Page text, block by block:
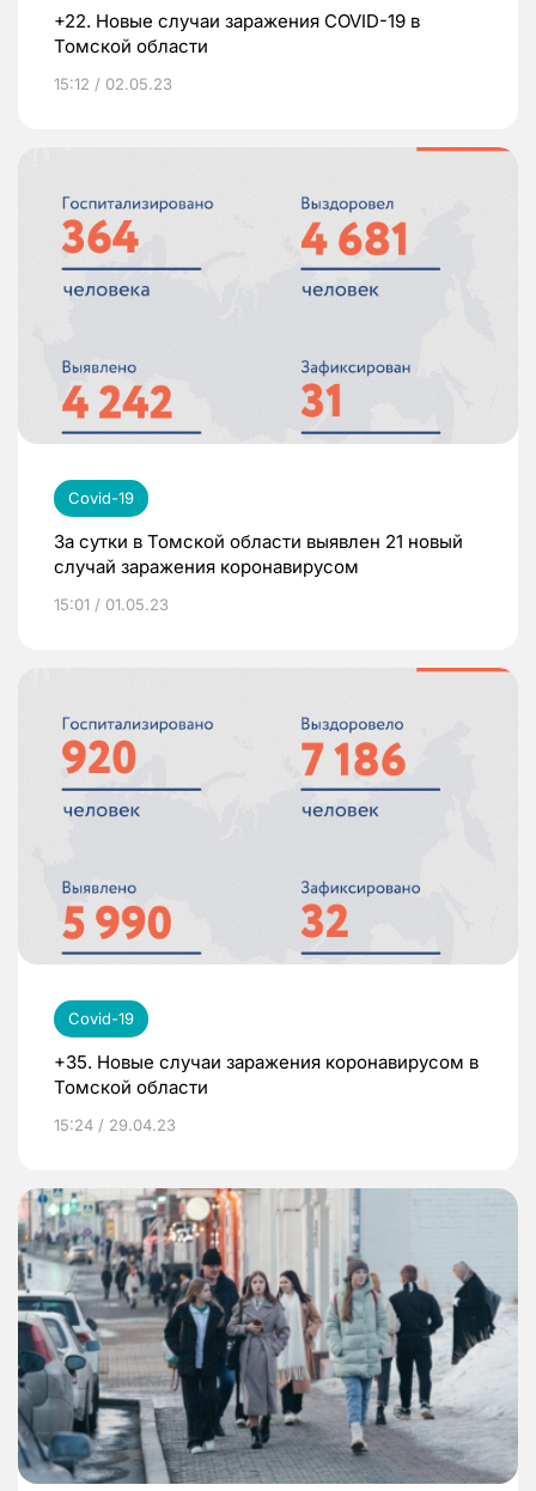
+22. Новые случаи заражения COVID-19 в
Томской области
15:12 / 02.05.23
Covid-19
За сутки в Томской области выявлен 21 новый
случай заражения коронавирусом
15:01 / 01.05.23
Covid-19
+35. Новые случаи заражения коронавирусом в
Томской области
15:24 / 29.04.23